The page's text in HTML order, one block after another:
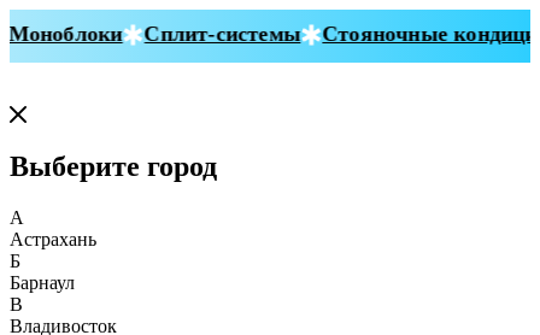
Сплит-системы Стояночные
Выберите город
А
Астрахань
Б
Барнаул
В
Владивосток